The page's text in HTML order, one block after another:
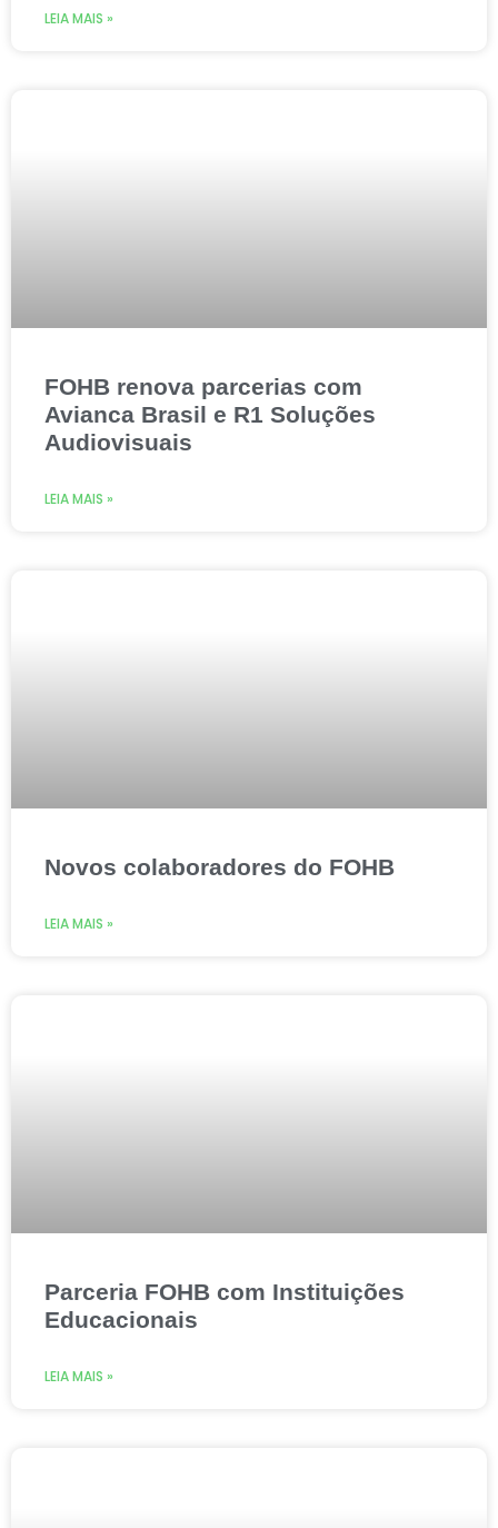
LEIA MAIS »
FOHB renova parcerias com
Avianca Brasil e R1 Soluções
Audiovisuais
LEIA MAIS »
Novos colaboradores do FOHB
LEIA MAIS »
Parceria FOHB com Instituições
Educacionais
LEIA MAIS »